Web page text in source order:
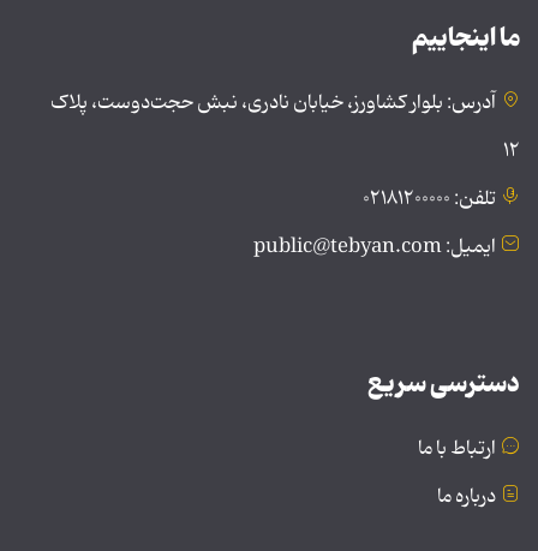
ما اینجاییم
آدرس: بلوار کشاورز، خیابان نادری، نبش حجت‌دوست، پلاک
۱۲
تلفن: ۰۲۱۸۱۲۰۰۰۰۰
ایمیل: public@tebyan.com
دسترسی سریع
ارتباط با ما
درباره ما